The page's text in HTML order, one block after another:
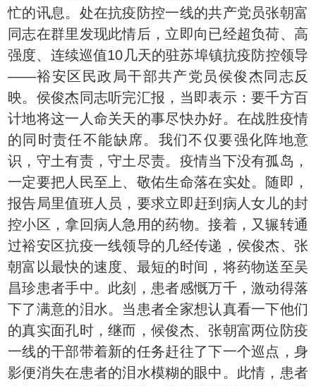
忙的讯息。处在抗疫防控一线的共产党员张朝富
同志在群里发现此情后，立即向已经超负荷、高
强度、连续巡值10几天的驻苏埠镇抗疫防控领导
——裕安区民政局干部共产党员侯俊杰同志反
映。侯俊杰同志听完汇报，当即表示：要千方百
计地将这一人命关天的事尽快办好。在战胜疫情
的同时责任不能缺席。我们不仅要强化阵地意
识，守土有责，守土尽责。疫情当下没有孤岛，
一定要把人民至上、敬佑生命落在实处。随即，
报告局里值班人员，要求立即赶到病人女儿的封
控小区，拿回病人急用的药物。接着，又辗转通
过裕安区抗疫一线领导的几经传递，侯俊杰、张
朝富以最快的速度、最短的时间，将药物送至吴
昌珍患者手中。此刻，患者感慨万千，激动得落
下了满意的泪水。当患者全家想认真看一下他们
的真实面孔时，继而，候俊杰、张朝富两位防疫
一线的干部带着新的任务赶往了下一个巡点，身
影便消失在患者的泪水模糊的眼中。此情，患者